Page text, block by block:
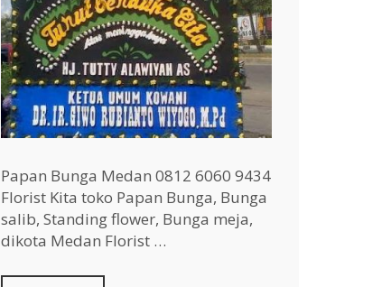
Papan Bunga Medan 0812 6060 9434
Florist Kita toko Papan Bunga, Bunga
salib, Standing flower, Bunga meja,
dikota Medan Florist …